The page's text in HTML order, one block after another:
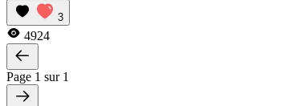
3
4924
Page 1 sur 1